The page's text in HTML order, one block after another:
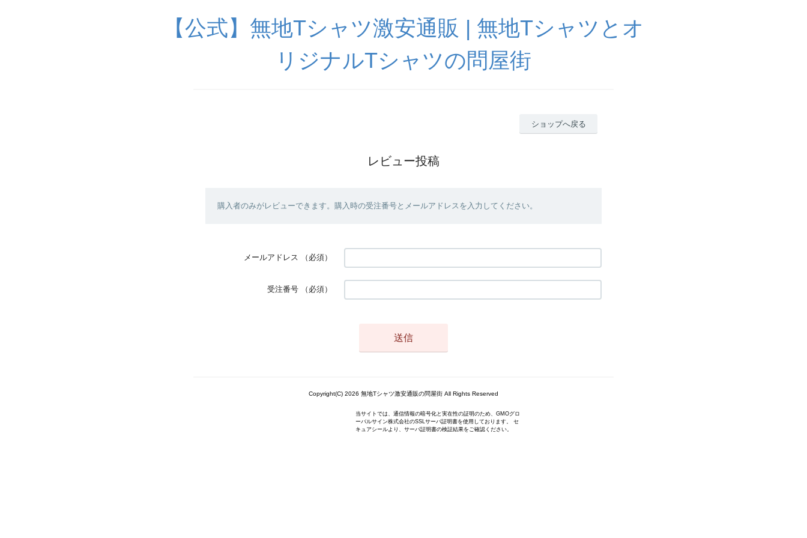
【公式】無地Tシャツ激安通販 | 無地Tシャツとオ
リジナルTシャツの問屋街
ショップへ戻る
レビュー投稿
購入者のみがレビューできます。購入時の受注番号とメールアドレスを入力してください。
メールアドレス （必須）
受注番号 （必須）
Copyright(C) 2026 無地Tシャツ激安通販の問屋街 All Rights Reserved
当サイトでは、通信情報の暗号化と実在性の証明のため、GMOグロ
ーバルサイン株式会社のSSLサーバ証明書を使用しております。 セ
キュアシールより、サーバ証明書の検証結果をご確認ください。